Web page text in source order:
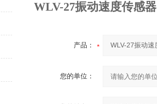
WLV-27振动速度传感器
产品：
您的单位：